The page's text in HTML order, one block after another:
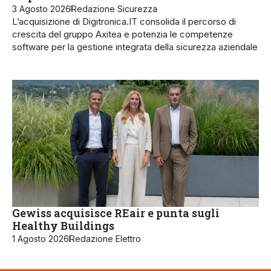
3 Agosto 2026Redazione Sicurezza
L’acquisizione di Digitronica.IT consolida il percorso di
crescita del gruppo Axitea e potenzia le competenze
software per la gestione integrata della sicurezza aziendale
Gewiss acquisisce REair e punta sugli
Healthy Buildings
1 Agosto 2026Redazione Elettro